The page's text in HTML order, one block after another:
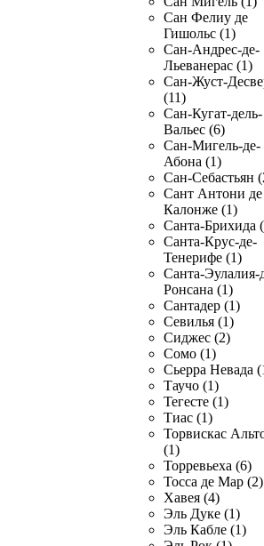
Сан Фелиу де
Гишольс (1)
Сан-Андрес-де-
Льеванерас (1)
Сан-Жуст-
(11)
Сан-Кугат-дель-
Вальес (6)
Сан-Мигель-де-
Абона (1)
Сан-Себастьян
Сант Антони де
Калонже (1)
Санта-Брихида
Санта-Крус-де-
Тенерифе (1)
Санта-Эулалия-
Ронсана (1)
Сантадер (1)
Севилья (1)
Сиджес (2)
Сомо (1)
Сьерра Невада
Таучо (1)
Тегесте (1)
Тиас (1)
Торвискас
(1)
Торревьеха (6)
Тосса де Мар (2)
Хавея (4)
Эль Дуке (1)
Эль Кабле (1)